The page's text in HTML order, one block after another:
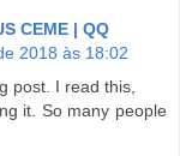
CEME | QQ
2018 às 18:02
post. I read this,
it. So many people